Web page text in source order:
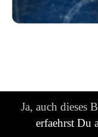
Ja, auch dieses
erfaehrst Du